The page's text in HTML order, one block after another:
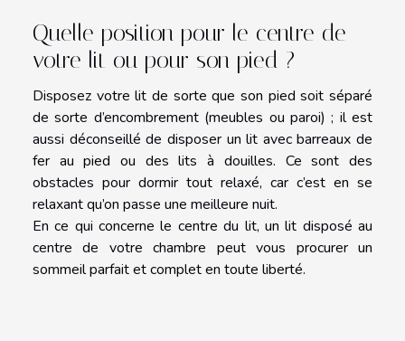
Quelle position pour le centre de
votre lit ou pour son pied ?
Disposez votre lit de sorte que son pied soit séparé
de sorte d’encombrement (meubles ou paroi) ; il est
aussi déconseillé de disposer un lit avec barreaux de
fer au pied ou des lits à douilles. Ce sont des
obstacles pour dormir tout relaxé, car c’est en se
relaxant qu’on passe une meilleure nuit.
En ce qui concerne le centre du lit, un lit disposé au
centre de votre chambre peut vous procurer un
sommeil parfait et complet en toute liberté.